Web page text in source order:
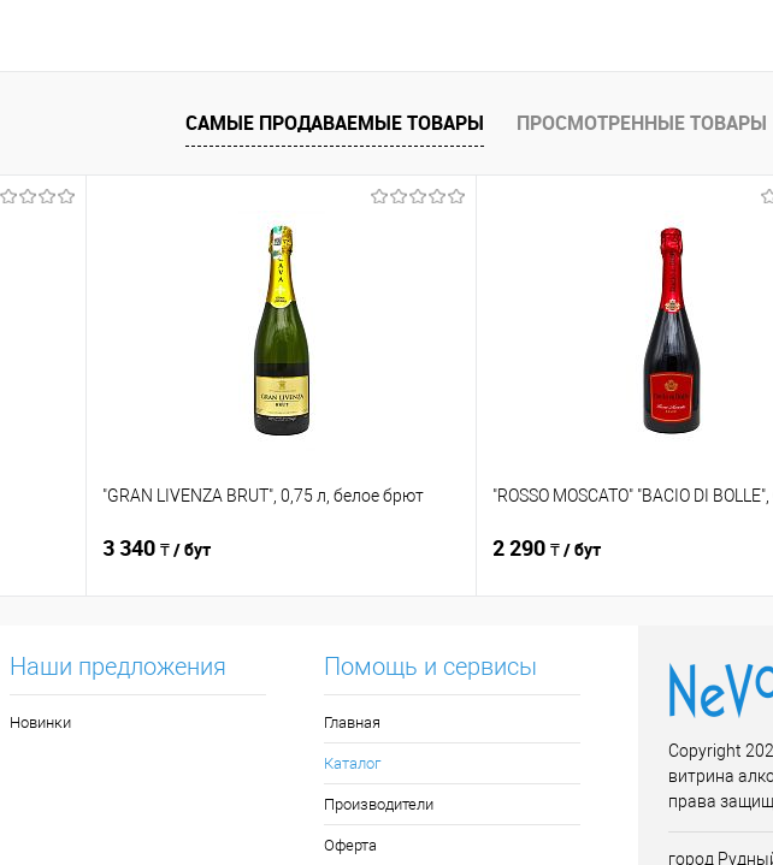
Сравнение
В избранное
В наличии
САМЫЕ ПРОДАВАЕМЫЕ ТОВАРЫ ПРОСМОТРЕННЫЕ ТОВАРЫ
"GRAN LIVENZA BRUT", 0,75 л, белое брют
3 340 ₸ / бут
"ROSSO MOSCATO" "BACIO DI
2 290 ₸ / бут
Наши предложения
Новинки
Помощь и сервисы
Главная
Каталог
Производители
Оферта
Copyright
витрина
права
город